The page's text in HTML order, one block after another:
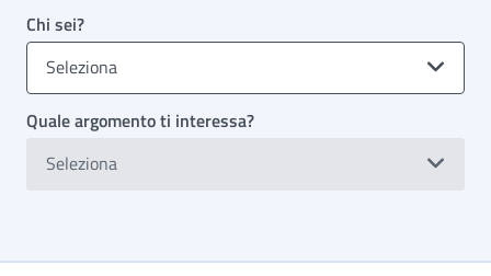
Chi sei?
Seleziona
Quale argomento ti interessa?
Seleziona